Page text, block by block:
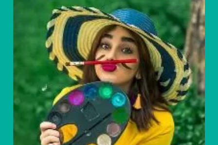
کفش(کفش
چی)